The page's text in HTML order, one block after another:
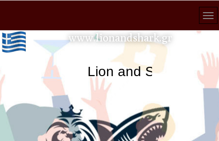
www.lionandshark.gr
Lion and Shark κάθε